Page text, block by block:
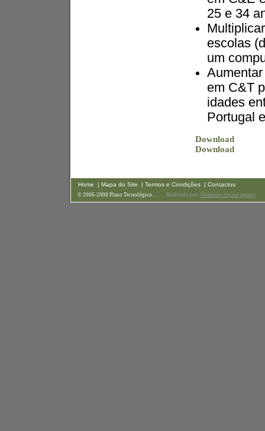
25 e 34
escolas
um
em C&T
idades
Portugal
Download
Download
Home | Mapa do Site | Termos e Condições | Contactos
© 2006-2008 Plano Tecnológico. Realizado por: Webdote- digital agency